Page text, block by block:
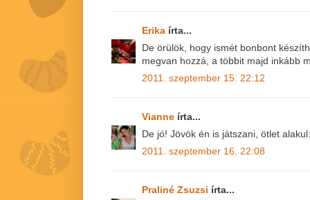
Erika írta...
De örülök, hogy ismét bonbont
megvan hozzá, a többit majd inkább
2011. szeptember 15. 22:12
Vianne írta...
De jó! Jövök én is játszani, ötlet
2011. szeptember 16. 22:08
Praliné Zsuzsi írta...